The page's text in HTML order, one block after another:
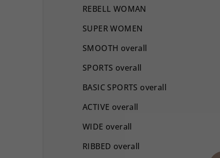
REBELL WOMAN
SUPER WOMEN
SMOOTH overall
SPORTS overall
BASIC SPORTS overall
ACTIVE overall
WIDE overall
RIBBED overall